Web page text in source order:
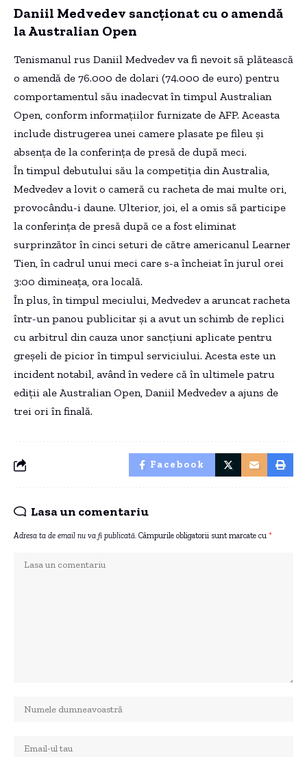
Daniil Medvedev sancționat cu o amendă
la Australian Open
Tenismanul rus Daniil Medvedev va fi nevoit să plătească
o amendă de 76.000 de dolari (74.000 de euro) pentru
comportamentul său inadecvat în timpul Australian
Open, conform informațiilor furnizate de AFP. Aceasta
include distrugerea unei camere plasate pe fileu și
absența de la conferința de presă de după meci.
În timpul debutului său la competiția din Australia,
Medvedev a lovit o cameră cu racheta de mai multe ori,
provocându-i daune. Ulterior, joi, el a omis să participe
la conferința de presă după ce a fost eliminat
surprinzător în cinci seturi de către americanul Learner
Tien, în cadrul unui meci care s-a încheiat în jurul orei
3:00 dimineața, ora locală.
În plus, în timpul meciului, Medvedev a aruncat racheta
într-un panou publicitar și a avut un schimb de replici
cu arbitrul din cauza unor sancțiuni aplicate pentru
greșeli de picior în timpul serviciului. Acesta este un
incident notabil, având în vedere că în ultimele patru
ediții ale Australian Open, Daniil Medvedev a ajuns de
trei ori în finală.
Facebook
Lasa un comentariu
Adresa ta de email nu va fi publicată. Câmpurile obligatorii sunt marcate cu *